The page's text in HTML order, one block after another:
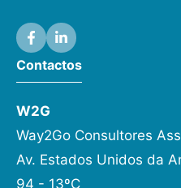
Contactos
W2G
Way2Go Consultores
Av. Estados Unidos da
94 - 13ºC